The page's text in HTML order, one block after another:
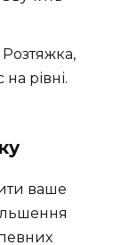
рівні.
ваше
певних